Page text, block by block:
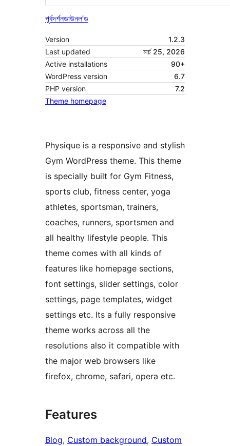
পূৰ্বদৰ্শনডাউনল’ড
Version
1.2.3
Last updated
মাৰ্চ 25, 2026
Active installations
90+
WordPress version
6.7
PHP version
7.2
Theme homepage
Physique is a responsive and stylish
Gym WordPress theme. This theme
is specially built for Gym Fitness,
sports club, fitness center, yoga
athletes, sportsman, trainers,
coaches, runners, sportsmen and
all healthy lifestyle people. This
theme comes with all kinds of
features like homepage sections,
font settings, slider settings, color
settings, page templates, widget
settings etc. Its a fully responsive
theme works across all the
resolutions also it compatible with
the major web browsers like
firefox, chrome, safari, opera etc.
Features
Blog, Custom background, Custom